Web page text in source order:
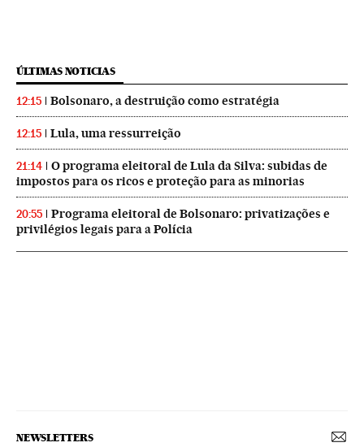
ÚLTIMAS NOTICIAS
12:15 Bolsonaro, a destruição como estratégia
12:15 Lula, uma ressurreição
21:14
O programa eleitoral de Lula da Silva: subidas de
impostos para os ricos e proteção para as minorias
20:55
Programa eleitoral de Bolsonaro: privatizações e
privilégios legais para a Polícia
NEWSLETTERS